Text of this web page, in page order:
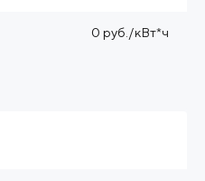
0 руб./кВт*ч